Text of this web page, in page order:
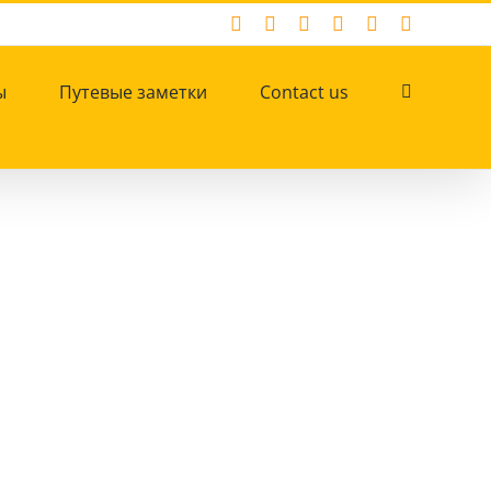
Facebook InstagramPinterestYouTube
Путевые заметки Contact us